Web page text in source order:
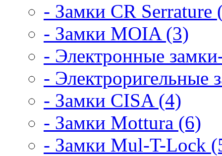
- Замки CR Serrature
- Замки MOIA (3)
- Электронные
-
- Замки CISA (4)
- Замки Mottura (6)
- Замки Mul-T-Lock